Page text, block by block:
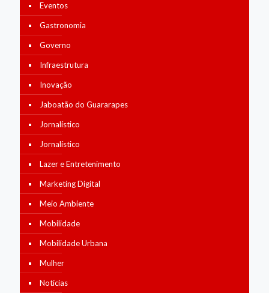
Eventos
Gastronomia
Governo
Infraestrutura
Inovação
Jaboatão do Guararapes
Jornalístico
Jornalístico
Lazer e Entretenimento
Marketing Digital
Meio Ambiente
Mobilidade
Mobilidade Urbana
Mulher
Notícias